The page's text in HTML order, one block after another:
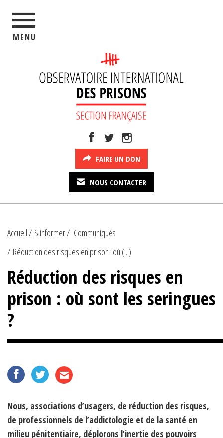
MENU
FAIRE UN DON
NOUS CONTACTER
Accueil S'informer
Communiqués
Réduction des risques en prison : où (...)
Réduction des risques en
prison : où sont les seringues
?
Nous, associations d’usagers, de réduction des risques,
de professionnels de l’addictologie et de la santé en
milieu pénitentiaire, déplorons l’inertie des pouvoirs